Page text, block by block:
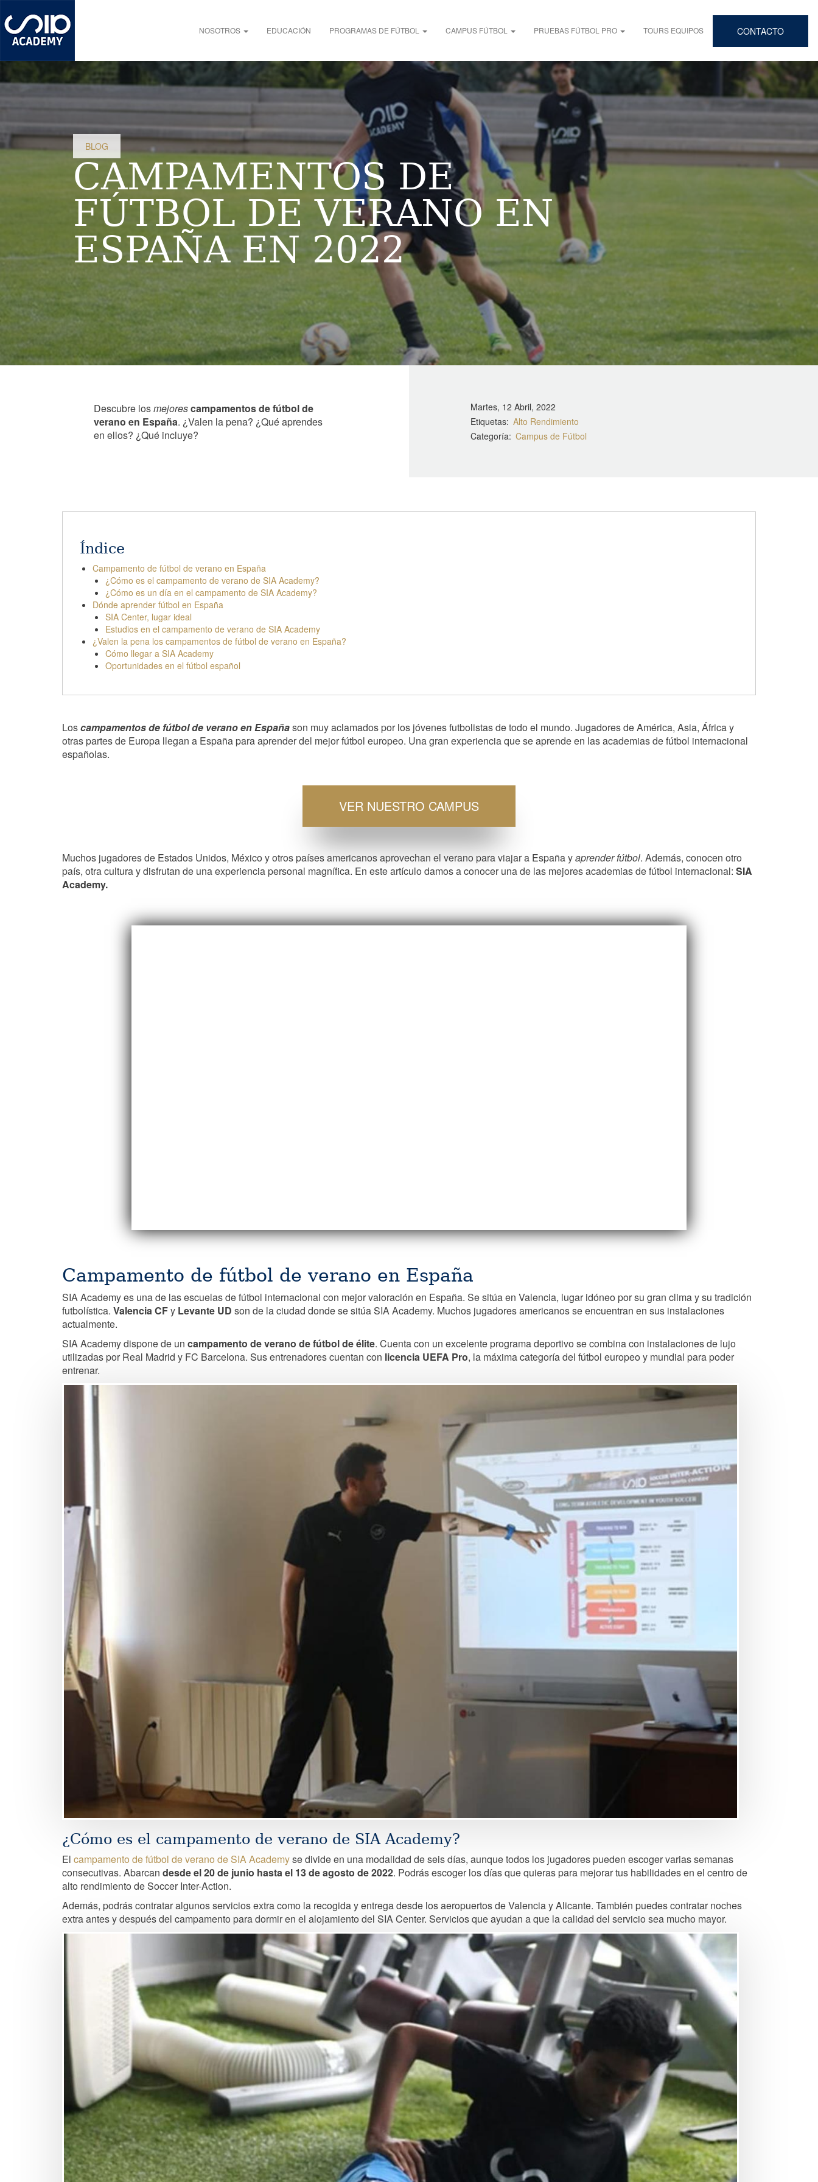
al
contenido
principal
Main navigation
NOSOTROS EDUCACIÓN PROGRAMAS DE FÚTBOL CAMPUS FÚTBOL PRUEBAS FÚTBOL PRO TOURS EQUIPOS CONTACTO
BLOG
CAMPAMENTOS DE
FÚTBOL DE VERANO EN
ESPAÑA EN 2022
Descubre losmejorescampamentos de fútbol de
verano en España. ¿Valen la pena? ¿Qué aprendes
en ellos? ¿Qué incluye?
Martes, 12 Abril, 2022
Etiquetas Alto Rendimiento
Categoría Campus de Fútbol
Índice
Campamento de fútbol de verano en España
¿Cómo es el campamento de verano de SIA Academy?
¿Cómo es un día en el campamento de SIA Academy?
Dónde aprender fútbol en España
SIA Center, lugar ideal
Estudios en el campamento de verano de SIA Academy
¿Valen la pena los campamentos de fútbol de verano en España?
Cómo llegar a SIA Academy
Oportunidades en el fútbol español
Loscampamentos de fútbol de verano en Españason muy aclamados por los jóvenes futbolistas de todo el mundo. Jugadores de América, Asia, África y
otras partes de Europa llegan a España para aprender del mejor fútbol europeo. Una gran experiencia que se aprende en las academias de fútbol internacional
españolas.
VER NUESTRO CAMPUS
Muchos jugadores de Estados Unidos, México y otros países americanos aprovechan el verano para viajar a España yaprender fútbol. Además, conocen otro
país, otra cultura y disfrutan de una experiencia personal magnífica. En este artículo damos a conocer una de las mejores academias de fútbol internacional: SIA
Academy.
Campamento de fútbol de verano en España
SIA Academy es una de las escuelas de fútbol internacional con mejor valoración en España. Se sitúa en Valencia, lugar idóneo por su gran clima y su tradición
futbolística. Valencia CFy Levante UD son de la ciudad donde se sitúa SIA Academy. Muchos jugadores americanos se encuentran en sus instalaciones
actualmente.
SIA Academy dispone de un campamento de verano de fútbol de élite. Cuenta con un excelente programa deportivo se combina con instalaciones de lujo
utilizadas por Real Madrid y FC Barcelona. Sus entrenadores cuentan con licencia UEFA Pro, la máxima categoría del fútbol europeo y mundial para poder
entrenar.
Image
¿Cómo es el campamento de verano de SIA Academy?
El campamento de fútbol de verano de SIA Academyse divide en una modalidad de seis días, aunque todos los jugadores pueden escoger varias semanas
consecutivas. Abarcan desde el 20 de junio hasta el 13 de agosto de 2022. Podrás escoger los días que quieras para mejorar tus habilidades en el centro de
alto rendimiento de Soccer Inter-Action.
Además, podrás contratar algunos servicios extra como la recogida y entrega desde los aeropuertos de Valencia y Alicante. También puedes contratar noches
extra antes y después del campamento para dormir en el alojamiento del SIA Center. Servicios que ayudan a que la calidad del servicio sea mucho mayor.
Image